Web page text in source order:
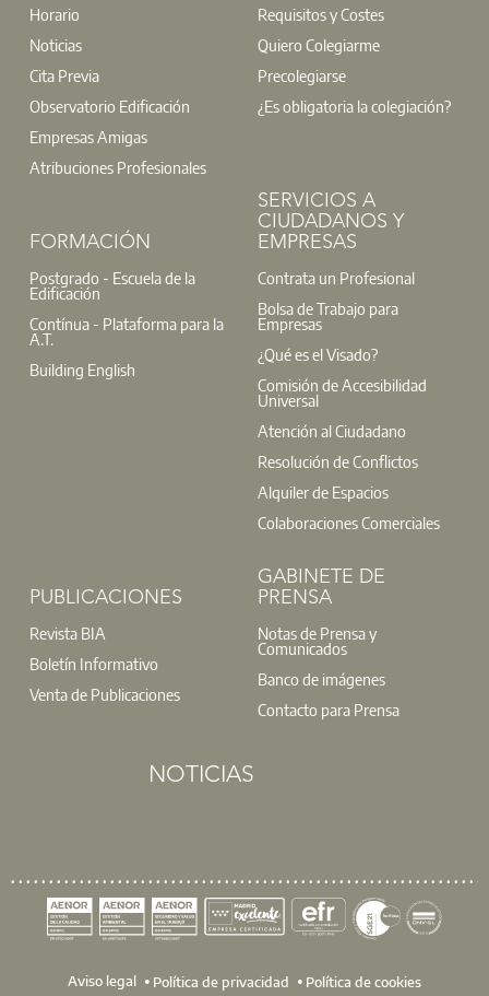
Horario
Noticias
Cita Previa
Observatorio Edificación
Empresas Amigas
Atribuciones Profesionales
Requisitos y Costes
Quiero Colegiarme
Precolegiarse
¿Es obligatoria la colegiación?
FORMACIÓN
Postgrado - Escuela de la
Edificación
Contínua - Plataforma para la
A.T.
Building English
SERVICIOS A
CIUDADANOS Y
EMPRESAS
Contrata un Profesional
Bolsa de Trabajo para
Empresas
¿Qué es el Visado?
Comisión de Accesibilidad
Universal
Atención al Ciudadano
Resolución de Conflictos
Alquiler de Espacios
Colaboraciones Comerciales
PUBLICACIONES
Revista BIA
Boletín Informativo
Venta de Publicaciones
GABINETE DE
PRENSA
Notas de Prensa y
Comunicados
Banco de imágenes
Contacto para Prensa
NOTICIAS
Aviso legal Política de privacidad Política de cookies